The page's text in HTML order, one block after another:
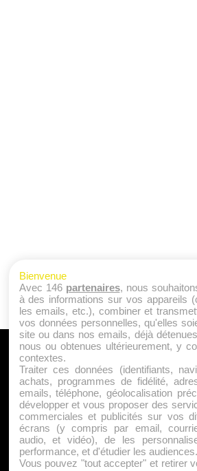
A PROPOS
Qui sommes nous ?
Mentions Légales
Publicité
Politique de Cookies
Contact
Bienvenue
Avec 146 partenaires, nous
à des informations sur vos appareils
les emails, etc.), combiner et
vos données personnelles, qu'elles
site ou dans nos emails, déjà
nous ou obtenues ultérieurement, y
contextes.
Traiter ces données (identifiants,
achats, programmes de fidélité,
emails, téléphone, géolocalisation
développer et vous proposer des
commerciales et publicités sur vos
écrans (y compris par email,
audio, et vidéo), de les
performance, et d'étudier les audiences.
Vous pouvez "tout accepter" et retirer